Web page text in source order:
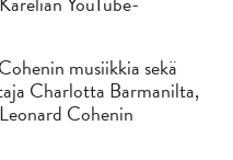
musiikkia sekä
Charlotta Barmanilta,
Cohenin